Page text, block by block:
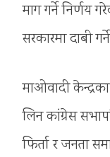
माग गर्ने निर्णय
सरकारमा दाबी
माओवादी
लिन कांग्रेस
फिर्ता र जनता